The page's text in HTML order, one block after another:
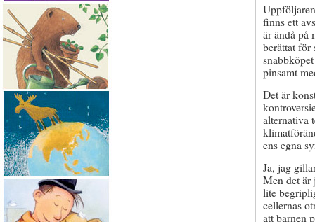
finns ett
är ändå på
berättat för
pinsamt
Det är
alternativa
ens egna
Ja, jag
Men det är
lite
cellernas
att barnen